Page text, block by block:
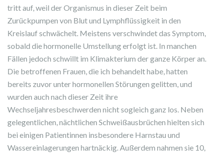
tritt auf, weil der Organismus in dieser Zeit beim
Zurückpumpen von Blut und Lymphflüssigkeit in den
Kreislauf schwächelt. Meistens verschwindet das Symptom,
sobald die hormonelle Umstellung erfolgt ist. In manchen
Fällen jedoch schwillt im Klimakterium der ganze Körper an.
Die betroffenen Frauen, die ich behandelt habe, hatten
bereits zuvor unter hormonellen Störungen gelitten, und
wurden auch nach dieser Zeit ihre
Wechseljahresbeschwerden nicht sogleich ganz los. Neben
gelegentlichen, nächtlichen Schweißausbrüchen hielten sich
bei einigen Patientinnen insbesondere Harnstau und
Wassereinlagerungen hartnäckig. Außerdem nahmen sie 10,